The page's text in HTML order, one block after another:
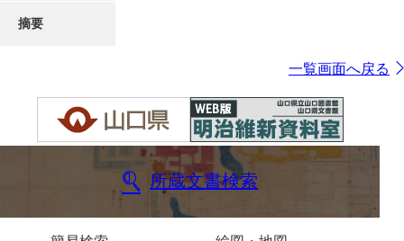
摘要
一覧画面へ戻る
所蔵文書検索